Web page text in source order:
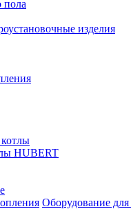
пола
изделия
HUBERT
Оборудование